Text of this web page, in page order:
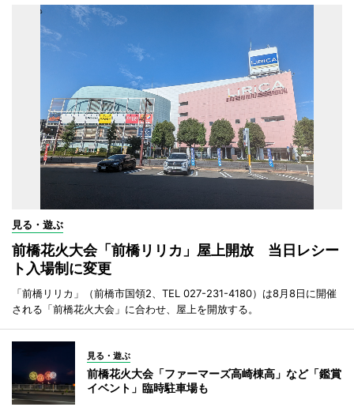
見る・遊ぶ
前橋花火大会「前橋リリカ」屋上開放 当日レシー
ト入場制に変更
「前橋リリカ」（前橋市国領2、TEL 027-231-4180）は8月8日に開催
される「前橋花火大会」に合わせ、屋上を開放する。
見る・遊ぶ
前橋花火大会「ファーマーズ高崎棟高」など「鑑賞
イベント」臨時駐車場も